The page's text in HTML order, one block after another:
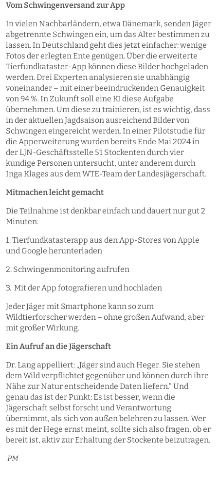
Vom Schwingenversand zur App
In vielen Nachbarländern, etwa Dänemark, senden Jäger
abgetrennte Schwingen ein, um das Alter bestimmen zu
lassen. In Deutschland geht dies jetzt einfacher: wenige
Fotos der erlegten Ente genügen. Über die erweiterte
Tierfundkataster-App können diese Bilder hochgeladen
werden. Drei Experten analysieren sie unabhängig
voneinander – mit einer beeindruckenden Genauigkeit
von 94 %. In Zukunft soll eine KI diese Aufgabe
übernehmen. Um diese zu trainieren, ist es wichtig, dass
in der aktuellen Jagdsaison ausreichend Bilder von
Schwingen eingereicht werden. In einer Pilotstudie für
die Apperweiterung wurden bereits Ende Mai 2024 in
der LJN-Geschäftsstelle 51 Stockenten durch vier
kundige Personen untersucht, unter anderem durch
Inga Klages aus dem WTE-Team der Landesjägerschaft.
Mitmachen leicht gemacht
Die Teilnahme ist denkbar einfach und dauert nur gut 2
Minuten:
1. Tierfundkatasterapp aus den ​App-Stores von Apple
und Google ​herunterladen
2. Schwingenmonitoring aufrufen
3. Mit der App fotografieren und ​hochladen
Jeder Jäger mit Smartphone kann so zum
Wildtierforscher werden – ohne großen Aufwand, aber
mit großer ​Wirkung.
Ein Aufruf an die Jägerschaft
Dr. Lang appelliert: „Jäger sind auch Heger. Sie stehen
dem Wild verpflichtet gegenüber und können durch ihre
Nähe zur Natur entscheidende Daten liefern.“ Und
genau das ist der Punkt: Es ist besser, wenn die
Jägerschaft selbst forscht und Verantwortung
übernimmt, als sich von außen belehren zu lassen. Wer
es mit der Hege ernst meint, sollte sich also fragen, ob er
bereit ist, aktiv zur Erhaltung der Stockente beizutragen.
PM